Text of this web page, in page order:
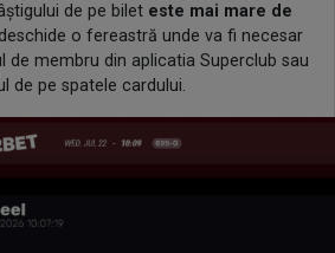
de pe bilet este mai mare de
o fereastră unde va fi necesar
de membru din aplicatia Superclub sau
de pe spatele cardului.